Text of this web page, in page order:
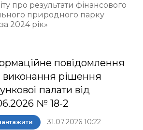
про результати фінансового
природного парку
2024 рік»
повідомлення
виконання рішення
палати від
№ 18-2
31.07.2026 10:22